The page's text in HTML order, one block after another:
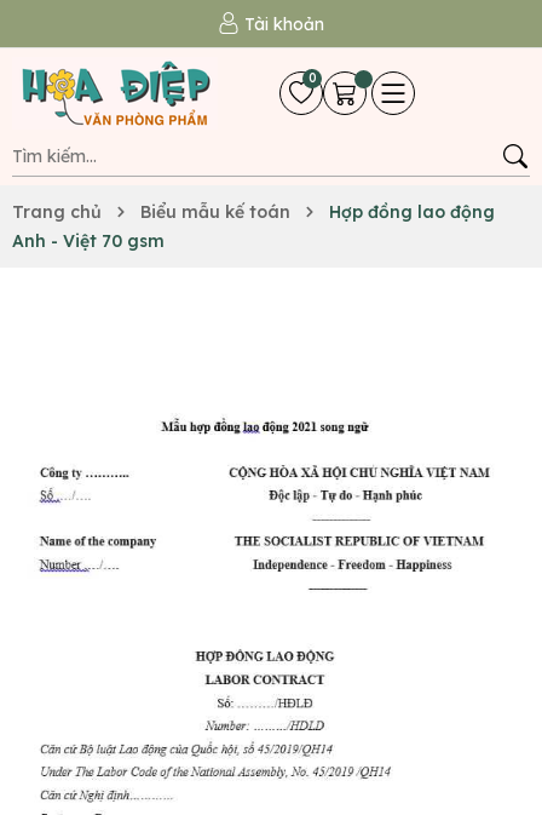
Tài khoản
0
Trang chủ Biểu mẫu kế toán
Hợp đồng lao động
Anh - Việt 70 gsm